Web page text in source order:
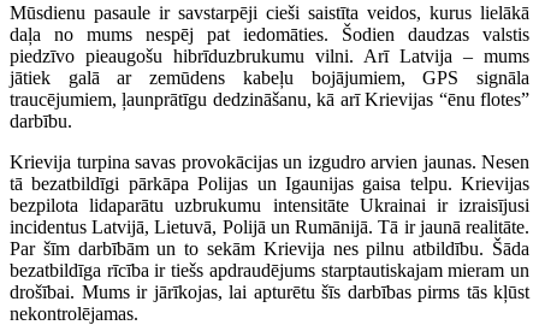
Mūsdienu pasaule ir savstarpēji cieši saistīta veidos, kurus lielākā
daļa no mums nespēj pat iedomāties. Šodien daudzas valstis
piedzīvo pieaugošu hibrīduzbrukumu vilni. Arī Latvija – mums
jātiek galā ar zemūdens kabeļu bojājumiem, GPS signāla
traucējumiem, ļaunprātīgu dedzināšanu, kā arī Krievijas “ēnu flotes”
darbību.
Krievija turpina savas provokācijas un izgudro arvien jaunas. Nesen
tā bezatbildīgi pārkāpa Polijas un Igaunijas gaisa telpu. Krievijas
bezpilota lidaparātu uzbrukumu intensitāte Ukrainai ir izraisījusi
incidentus Latvijā, Lietuvā, Polijā un Rumānijā. Tā ir jaunā realitāte.
Par šīm darbībām un to sekām Krievija nes pilnu atbildību. Šāda
bezatbildīga rīcība ir tiešs apdraudējums starptautiskajam mieram un
drošībai. Mums ir jārīkojas, lai apturētu šīs darbības pirms tās kļūst
nekontrolējamas.